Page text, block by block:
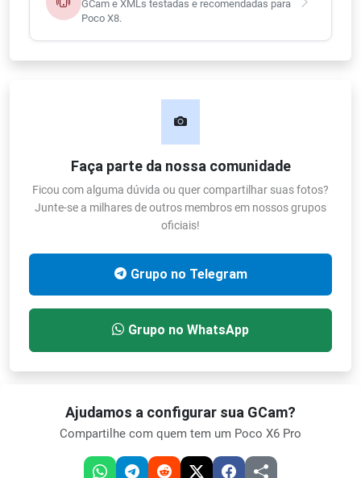
GCam e XMLs testadas e recomendadas para
Poco X8.
Faça parte da nossa comunidade
Ficou com alguma dúvida ou quer compartilhar suas fotos?
Junte-se a milhares de outros membros em nossos grupos
oficiais!
Grupo no Telegram
Grupo no WhatsApp
Ajudamos a configurar sua GCam?
Compartilhe com quem tem um Poco X6 Pro